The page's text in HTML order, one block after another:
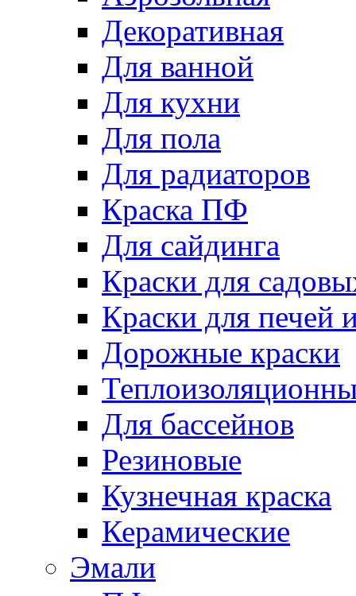
Декоративная
Для ванной
Для кухни
Для пола
Для радиаторов
Краска ПФ
Для сайдинга
Краски для
Краски для печей
Дорожные краски
Для бассейнов
Резиновые
Кузнечная краска
Керамические
Эмали